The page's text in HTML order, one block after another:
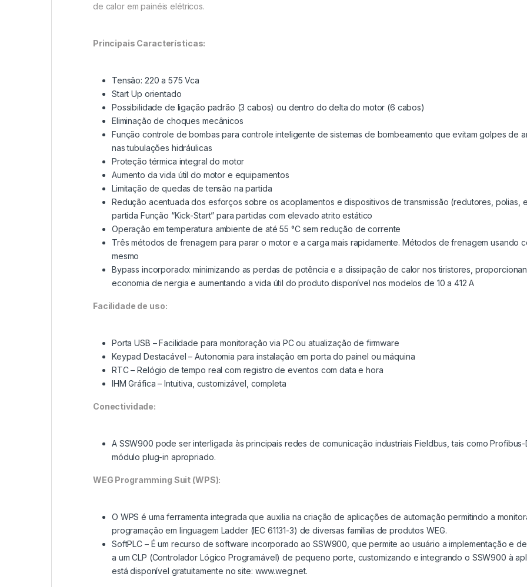
de calor em painéis elétricos.
Principais Características:
Tensão: 220 a 575 Vca
Start Up orientado
Possibilidade de ligação padrão (3 cabos) ou dentro do delta do motor (6 cabos)
Eliminação de choques mecânicos
Função controle de bombas para controle inteligente de sistemas de bombeamento que evitam golpes de
nas tubulações hidráulicas
Proteção térmica integral do motor
Aumento da vida útil do motor e equipamentos
Limitação de quedas de tensão na partida
Redução acentuada dos esforços sobre os acoplamentos e dispositivos de transmissão (redutores, polias,
partida Função “Kick-Start” para partidas com elevado atrito estático
Operação em temperatura ambiente de até 55 °C sem redução de corrente
Três métodos de frenagem para parar o motor e a carga mais rapidamente. Métodos de frenagem usando
mesmo
Bypass incorporado: minimizando as perdas de potência e a dissipação de calor nos tiristores,
economia de nergia e aumentando a vida útil do produto disponível nos modelos de 10 a 412 A
Facilidade de uso:
Porta USB – Facilidade para monitoração via PC ou atualização de firmware
Keypad Destacável – Autonomia para instalação em porta do painel ou máquina
RTC – Relógio de tempo real com registro de eventos com data e hora
IHM Gráfica – Intuitiva, customizável, completa
Conectividade:
A SSW900 pode ser interligada às principais redes de comunicação industriais Fieldbus, tais como
módulo plug-in apropriado.
WEG Programming Suit (WPS):
O WPS é uma ferramenta integrada que auxilia na criação de aplicações de automação permitindo a
programação em linguagem Ladder (IEC 61131-3) de diversas famílias de produtos WEG.
SoftPLC – É um recurso de software incorporado ao SSW900, que permite ao usuário a implementação e
a um CLP (Controlador Lógico Programável) de pequeno porte, customizando e integrando o SSW900 à
está disponível gratuitamente no site: www.weg.net.